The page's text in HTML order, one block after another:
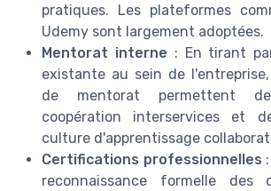
pratiques. Les plateformes
Udemy sont largement adoptées.
Mentorat interne : En tirant
existante au sein de
de mentorat permettent
coopération interservices et
culture d'apprentissage
Certifications professionnelles
reconnaissance formelle des